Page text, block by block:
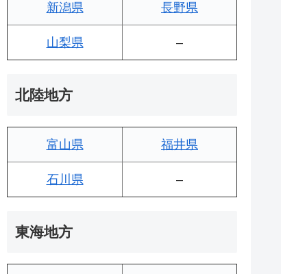
新潟県 長野県
山梨県 –
北陸地方
富山県 福井県
石川県 –
東海地方